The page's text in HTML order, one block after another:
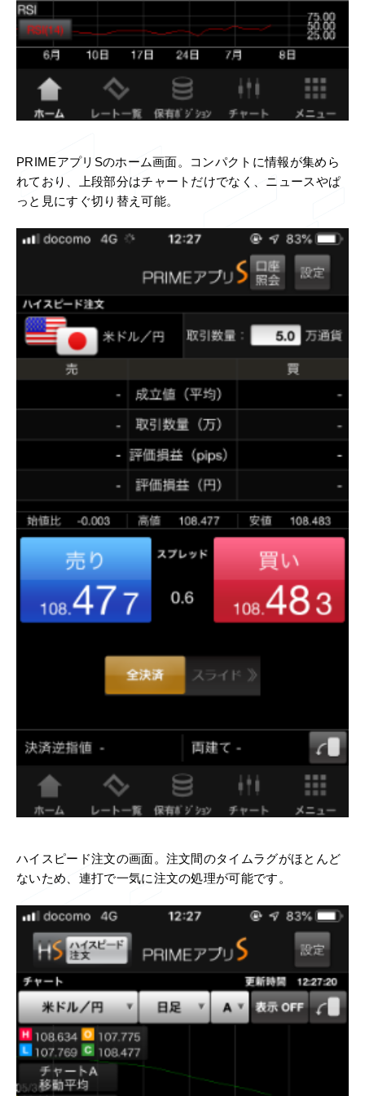
PRIMEアプリSのホーム画面。コンパクトに情報が集めら
れており、上段部分はチャートだけでなく、ニュースやぱ
っと見にすぐ切り替え可能。
ハイスピード注文の画面。注文間のタイムラグがほとんど
ないため、連打で一気に注文の処理が可能です。